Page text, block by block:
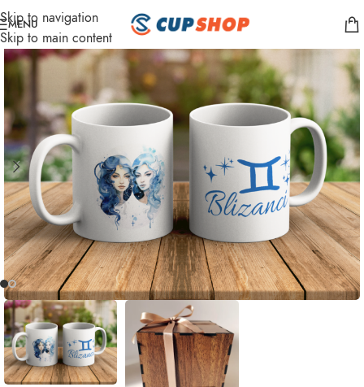
Skip to navigation
Skip to main content
MENU